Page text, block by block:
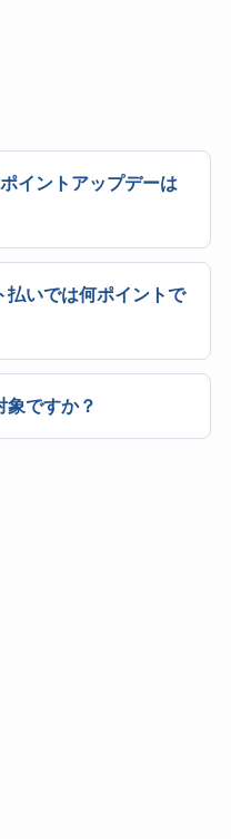
イントアップデーは
払いでは何ポイントで
ですか？